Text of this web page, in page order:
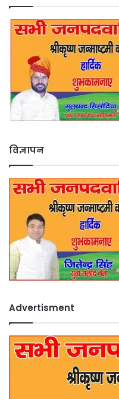
विज्ञापन
Advertisment